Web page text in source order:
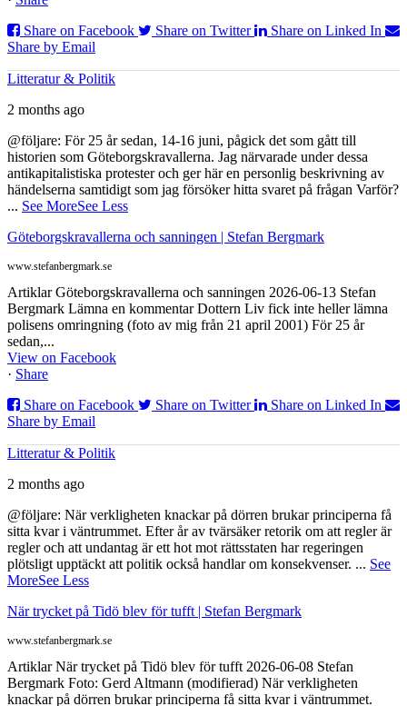
Share on Facebook
Share on Twitter
Share on Linked In
Share by Email
Litteratur & Politik
2 months ago
@följare: För 25 år sedan, 14-16 juni, pågick det som gått till
historien som Göteborgskravallerna. Jag närvarade under dessa
antikapitalistiska protester och ger här en personlig beskrivning av
händelserna samtidigt som jag försöker hitta svaret på frågan Varför?
... See MoreSee Less
Göteborgskravallerna och sanningen | Stefan Bergmark
www.stefanbergmark.se
Artiklar Göteborgskravallerna och sanningen 2026-06-13 Stefan
Bergmark Lämna en kommentar Dottern Liv fick inte heller lämna
polisens omringning (foto av mig från 21 april 2001) För 25 år
sedan,...
View on Facebook
· Share
Share on Facebook
Share on Twitter
Share on Linked In
Share by Email
Litteratur & Politik
2 months ago
@följare: När verkligheten knackar på dörren brukar principerna få
sitta kvar i väntrummet. Efter år av tvärsäker retorik om att regler är
regler och att undantag är ett hot mot rättsstaten har regeringen
plötsligt upptäckt att politik också handlar om konsekvenser. ... See
MoreSee Less
När trycket på Tidö blev för tufft | Stefan Bergmark
www.stefanbergmark.se
Artiklar När trycket på Tidö blev för tufft 2026-06-08 Stefan
Bergmark Foto: Gerd Altmann (modifierad) När verkligheten
knackar på dörren brukar principerna få sitta kvar i väntrummet.